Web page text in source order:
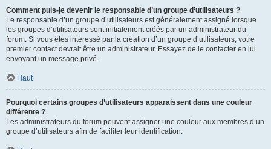
Comment puis-je devenir le responsable d’un groupe d’utilisateurs ?
Le responsable d’un groupe d’utilisateurs est généralement assigné lorsque
les groupes d’utilisateurs sont initialement créés par un administrateur du
forum. Si vous êtes intéressé par la création d’un groupe d’utilisateurs, votre
premier contact devrait être un administrateur. Essayez de le contacter en lui
envoyant un message privé.
Haut
Pourquoi certains groupes d’utilisateurs apparaissent dans une couleur
différente ?
Les administrateurs du forum peuvent assigner une couleur aux membres d’un
groupe d’utilisateurs afin de faciliter leur identification.